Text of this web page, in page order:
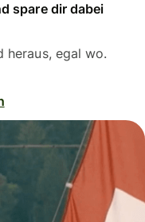
spare dir dabei
heraus, egal wo.